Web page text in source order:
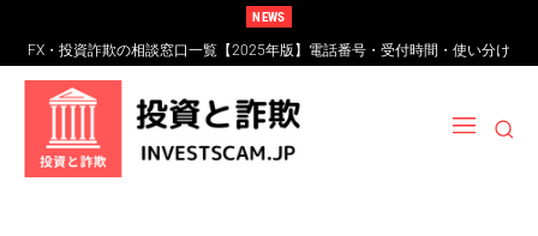
NEWS
FX・投資詐欺の相談窓口一覧【2025年版】電話番号・受付時間・使い分け
完全ガイド